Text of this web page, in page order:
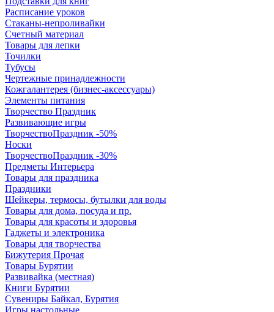
Расписание уроков
Стаканы-непроливайки
Счетный материал
Товары для лепки
Точилки
Тубусы
Чертежные принадлежности
Кожгалантерея (бизнес-аксессуары)
Элементы питания
Творчество Праздник
Развивающие игры
ТворчествоПраздник -50%
Носки
ТворчествоПраздник -30%
Предметы Интерьера
Товары для праздника
Праздники
Шейкеры, термосы, бутылки для воды
Товары для дома, посуда и пр.
Товары для красоты и здоровья
Гаджеты и электроника
Товары для творчества
Бижутерия Прочая
Товары Бурятии
Развивайка (местная)
Книги Бурятии
Сувениры Байкал, Бурятия
Игры настольные